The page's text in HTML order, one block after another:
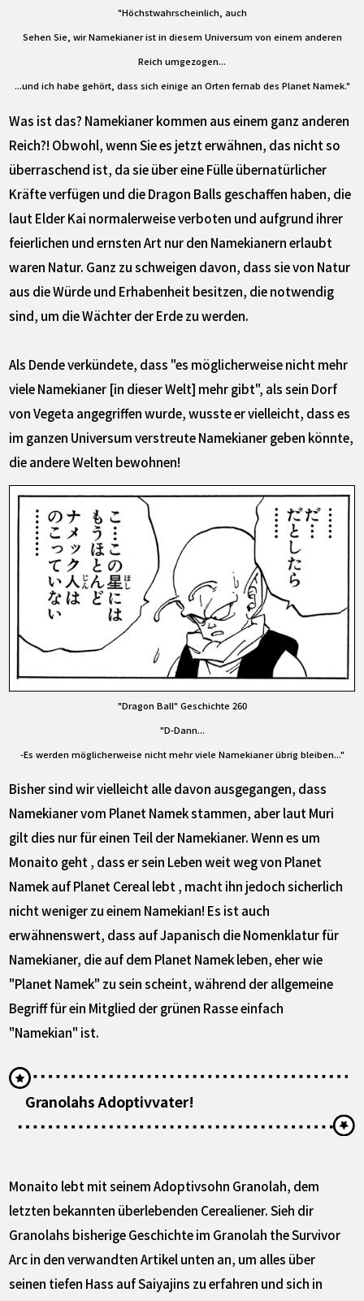
"Höchstwahrscheinlich, auch
Sehen Sie, wir Namekianer ist in diesem Universum von einem anderen
Reich umgezogen...
...und ich habe gehört, dass sich einige an Orten fernab des Planet Namek."
Was ist das? Namekianer kommen aus einem ganz anderen
Reich?! Obwohl, wenn Sie es jetzt erwähnen, das nicht so
überraschend ist, da sie über eine Fülle übernatürlicher
Kräfte verfügen und die Dragon Balls geschaffen haben, die
laut Elder Kai normalerweise verboten und aufgrund ihrer
feierlichen und ernsten Art nur den Namekianern erlaubt
waren Natur. Ganz zu schweigen davon, dass sie von Natur
aus die Würde und Erhabenheit besitzen, die notwendig
sind, um die Wächter der Erde zu werden.
Als Dende verkündete, dass "es möglicherweise nicht mehr
viele Namekianer [in dieser Welt] mehr gibt", als sein Dorf
von Vegeta angegriffen wurde, wusste er vielleicht, dass es
im ganzen Universum verstreute Namekianer geben könnte,
die andere Welten bewohnen!
"Dragon Ball" Geschichte 260
"D-Dann...
-Es werden möglicherweise nicht mehr viele Namekianer übrig bleiben..."
Bisher sind wir vielleicht alle davon ausgegangen, dass
Namekianer vom Planet Namek stammen, aber laut Muri
gilt dies nur für einen Teil der Namekianer. Wenn es um
Monaito geht , dass er sein Leben weit weg von Planet
Namek auf Planet Cereal lebt , macht ihn jedoch sicherlich
nicht weniger zu einem Namekian! Es ist auch
erwähnenswert, dass auf Japanisch die Nomenklatur für
Namekianer, die auf dem Planet Namek leben, eher wie
"Planet Namek" zu sein scheint, während der allgemeine
Begriff für ein Mitglied der grünen Rasse einfach
"Namekian" ist.
Granolahs Adoptivvater!
Monaito lebt mit seinem Adoptivsohn Granolah, dem
letzten bekannten überlebenden Cerealiener. Sieh dir
Granolahs bisherige Geschichte im Granolah the Survivor
Arc in den verwandten Artikel unten an, um alles über
seinen tiefen Hass auf Saiyajins zu erfahren und sich in